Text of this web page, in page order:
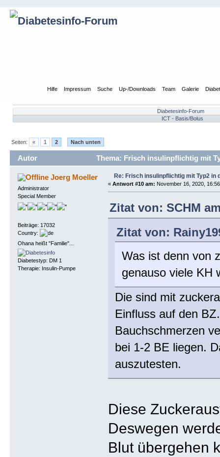
Hilfe Impressum Suche Up-/Downloads Team Galerie
Diabetesinfo-Forum
ICT - Basis/Bolus
Seiten: « 1 2 Nach unten
Autor Thema: Frisch insulinpflichtig mit
Joerg Moeller
Administrator
Special Member
Beiträge: 17032
Country:
Ohana heißt "Familie"...
Diabetestyp: DM 1
Therapie: Insulin-Pumpe
Re: Frisch insulinpflichtig mit Typ2 in
« Antwort #10 am: November 16, 2020,
Zitat von: SCHM
Zitat von:
Was ist denn von
genauso viele KH
Die sind mit
Einfluss auf den
Bauchschmerzen
bei 1-2 BE liegen.
auszutesten.
Diese
Deswegen
Blut übergehen